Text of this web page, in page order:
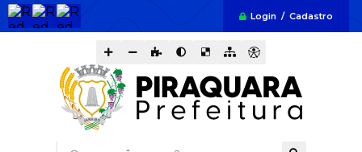
Login / Cadastro